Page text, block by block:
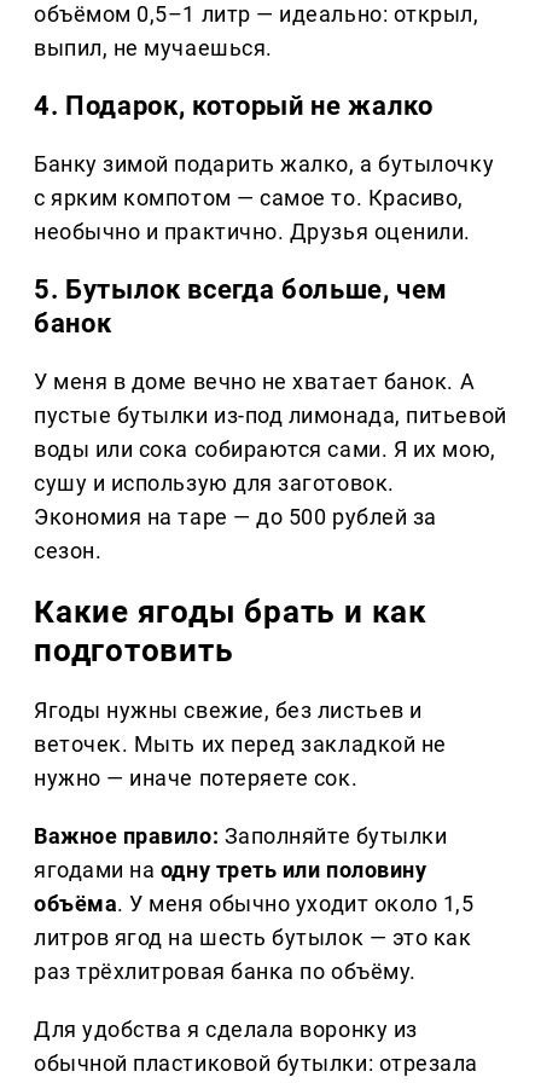
объёмом 0,5–1 литр — идеально: открыл,
выпил, не мучаешься.
4. Подарок, который не жалко
Банку зимой подарить жалко, а бутылочку
с ярким компотом — самое то. Красиво,
необычно и практично. Друзья оценили.
5. Бутылок всегда больше, чем
банок
У меня в доме вечно не хватает банок. А
пустые бутылки из-под лимонада, питьевой
воды или сока собираются сами. Я их мою,
сушу и использую для заготовок.
Экономия на таре — до 500 рублей за
сезон.
Какие ягоды брать и как
подготовить
Ягоды нужны свежие, без листьев и
веточек. Мыть их перед закладкой не
нужно — иначе потеряете сок.
Важное правило: Заполняйте бутылки
ягодами на одну треть или половину
объёма. У меня обычно уходит около 1,5
литров ягод на шесть бутылок — это как
раз трёхлитровая банка по объёму.
Для удобства я сделала воронку из
обычной пластиковой бутылки: отрезала